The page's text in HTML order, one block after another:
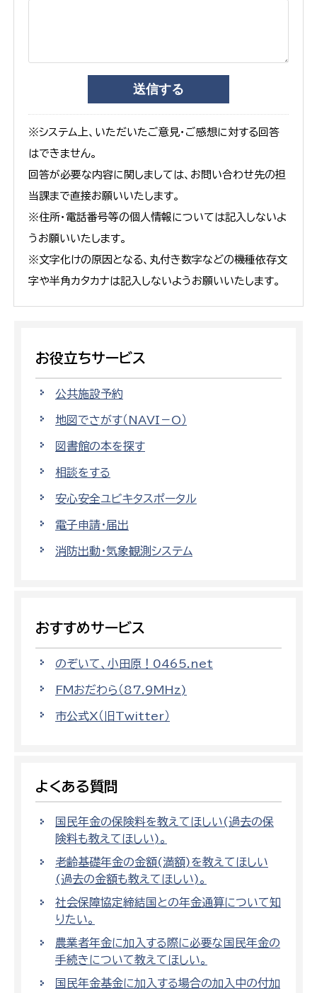
※システム上、いただいたご意見・ご感想に対する回答
はできません。
回答が必要な内容に関しましては、お問い合わせ先の担
当課まで直接お願いいたします。
※住所・電話番号等の個人情報については記入しないよ
うお願いいたします。
※文字化けの原因となる、丸付き数字などの機種依存文
字や半角カタカナは記入しないようお願いいたします。
お役立ちサービス
公共施設予約
地図でさがす（NAVI－O）
図書館の本を探す
相談をする
安心安全ユビキタスポータル
電子申請・届出
消防出動・気象観測システム
おすすめサービス
のぞいて、小田原！0465.net
FMおだわら（87.9MHz)
市公式X（旧Twitter）
よくある質問
国民年金の保険料を教えてほしい(過去の保
険料も教えてほしい)。
老齢基礎年金の金額(満額)を教えてほしい
(過去の金額も教えてほしい)。
社会保障協定締結国との年金通算について知
りたい。
農業者年金に加入する際に必要な国民年金の
手続きについて教えてほしい。
国民年金基金に加入する場合の加入中の付加